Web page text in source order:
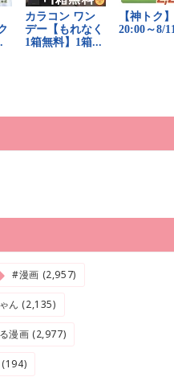
#漫画 (2,957)
ん (2,135)
漫画 (2,977)